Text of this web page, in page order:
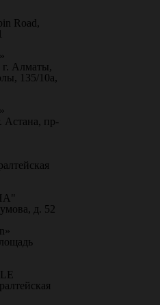
Road,
г. Алматы,
135/10а,
Астана, пр-
д. 52